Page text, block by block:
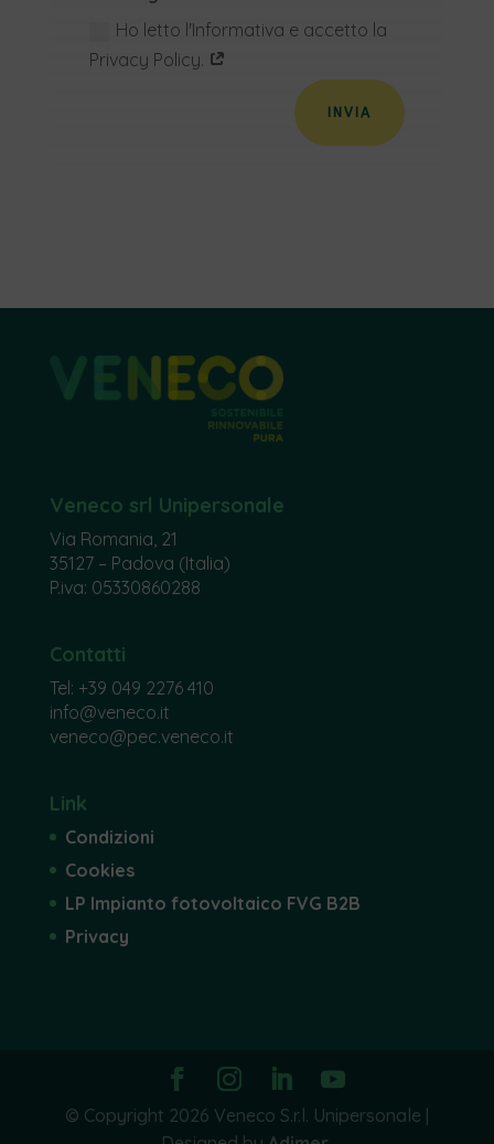
Ho letto l'Informativa e accetto la
Privacy Policy.
INVIA
Veneco srl Unipersonale
Via Romania, 21
35127 – Padova (Italia)
P.iva: 05330860288
Contatti
Tel: +39 049 2276 410
info@veneco.it
veneco@pec.veneco.it
Link
Condizioni
Cookies
LP Impianto fotovoltaico FVG B2B
Privacy
© Copyright 2026 Veneco S.r.l. Unipersonale |